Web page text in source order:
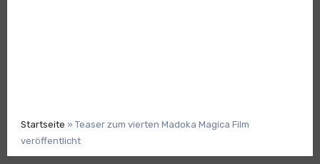
Startseite » Teaser zum vierten Madoka Magica Film
veröffentlicht